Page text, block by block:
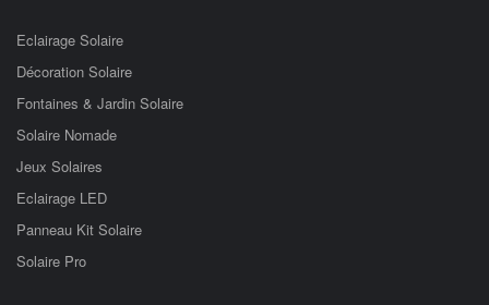
Eclairage Solaire
Décoration Solaire
Fontaines & Jardin Solaire
Solaire Nomade
Jeux Solaires
Eclairage LED
Panneau Kit Solaire
Solaire Pro